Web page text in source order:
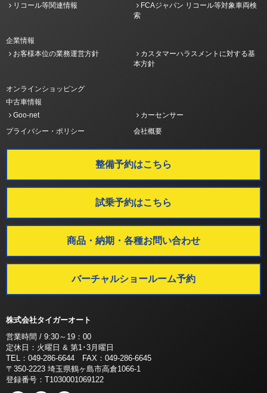
リコール等関連情報
FCAジャパン リコール等対象車両検
索
企業情報
お客様本位の業務運営方針
カスタマーハラスメントに対する基
本方針
オンラインショッピング
中古車情報
Goo-net
カーセンサー
プライバシー・ポリシー
会社概要
整備予約はこちら
試乗予約はこちら
商品・納期・各種お問い合わせ
バーチャルショールーム予約
株式会社タイガーオート
営業時間 / 9:30～19：00
定休日：火曜日 & 第1･3月曜日
TEL：049-286-6644 FAX：049-286-6645
〒350-2223 埼玉県鶴ヶ島市高倉1066-1
登録番号：T1030001069122